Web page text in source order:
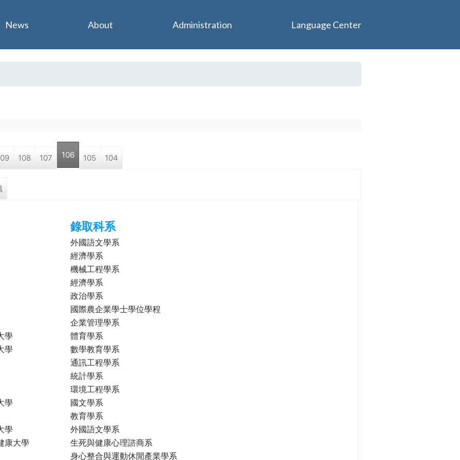
108 107 106 105 104
錄取科系
外國語文學系
經濟學系
機械工程學系
經濟學系
政治學系
國際農企業學士學位學程
企業管理學系
學
體育學系
學
數學教育學系
通訊工程學系
統計學系
環境工程學系
學
國文學系
教育學系
學
外國語文學系
康大學
生死與健康心理諮商系
身心整合與運動休閒產業學系
News About Administration Language Center